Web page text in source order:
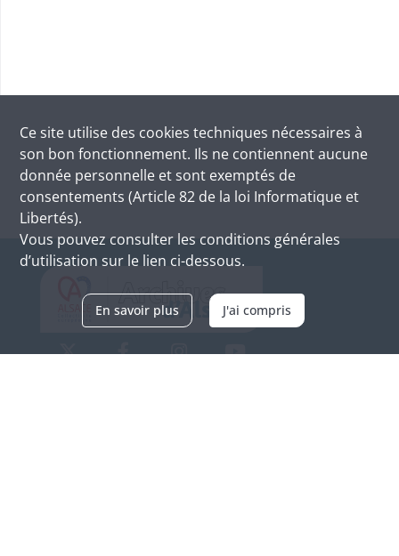
Ce site utilise des cookies techniques nécessaires à
son bon fonctionnement. Ils ne contiennent aucune
donnée personnelle et sont exemptés de
consentements (Article 82 de la loi Informatique et
Libertés).
Vous pouvez consulter les conditions générales
d’utilisation sur le lien ci-dessous.
En savoir plus J'ai compris